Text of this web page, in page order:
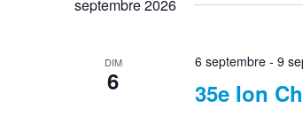
septembre 2026
DIM
6 35e Ion
6 septembre- 9